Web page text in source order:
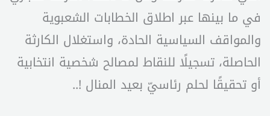
في ما بينها عبر اطلاق الخطابات الشعبوية
والمواقف السياسية الحادة، واستغلال الكارثة
الحاصلة، تسجيلًا للنقاط لمصالح شخصية انتخابية
أو تحقيقًا لحلم رئاسيّ بعيد المنال !..